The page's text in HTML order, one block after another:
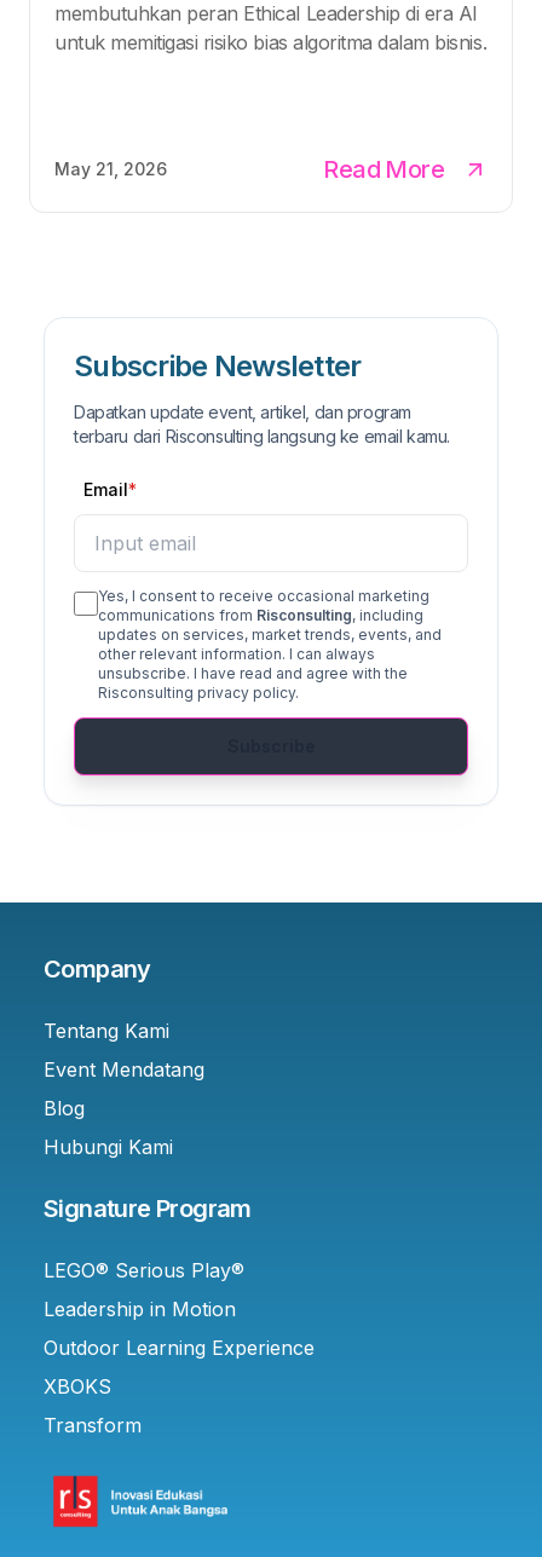
membutuhkan peran Ethical Leadership di era AI
untuk memitigasi risiko bias algoritma dalam bisnis.
May 21, 2026 Read More
Subscribe Newsletter
Dapatkan update event, artikel, dan program
terbaru dari Risconsulting langsung ke email kamu.
Email
Yes, I consent to receive occasional marketing
communications from Risconsulting, including
updates on services, market trends, events, and
other relevant information. I can always
unsubscribe. I have read and agree with the
Risconsulting privacy policy.
Company
Tentang Kami
Event Mendatang
Blog
Hubungi Kami
Signature Program
LEGO® Serious Play®
Leadership in Motion
Outdoor Learning Experience
XBOKS
Transform